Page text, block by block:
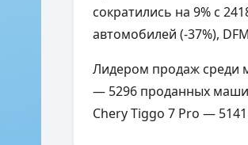
сократились на 9% с
автомобилей (-37%),
Лидером продаж среди
— 5296 проданных
Chery Tiggo 7 Pro —